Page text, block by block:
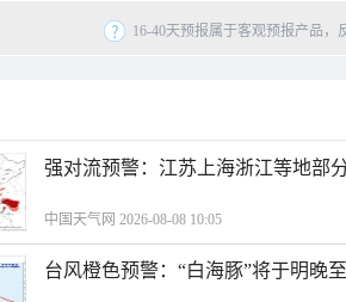
16-40天预报属于客观预报产品
强对流预警：江苏上海浙江等地部
中国天气网 2026-08-08 10:05
台风橙色预警：“白海豚”将于明晚